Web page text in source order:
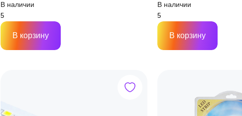
ширина (100 метров)
В наличии
В корзину
В наличии
В корзину